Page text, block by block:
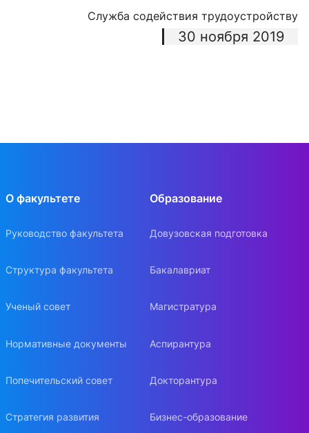
Служба содействия трудоустройству
30 ноября 2019
О факультете
Руководство факультета
Структура факультета
Ученый совет
Нормативные документы
Попечительский совет
Стратегия развития
Образование
Довузовская подготовка
Бакалавриат
Магистратура
Аспирантура
Докторантура
Бизнес-образование